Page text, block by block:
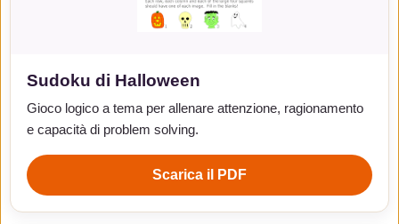
Sudoku di Halloween
Gioco logico a tema per allenare attenzione, ragionamento
e capacità di problem solving.
Scarica il PDF